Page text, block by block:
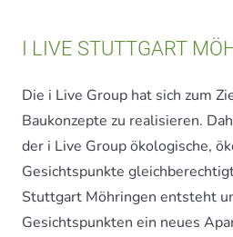
I LIVE STUTTGART
Die i Live Group hat sich zum
Baukonzepte zu realisieren.
der i Live Group ökologische,
Gesichtspunkte
Stuttgart Möhringen entsteht
Gesichtspunkten ein neues